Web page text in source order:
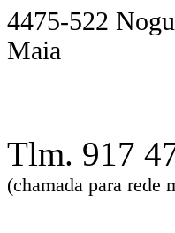
4475-522
Maia
Tlm. 917
(chamada para rede